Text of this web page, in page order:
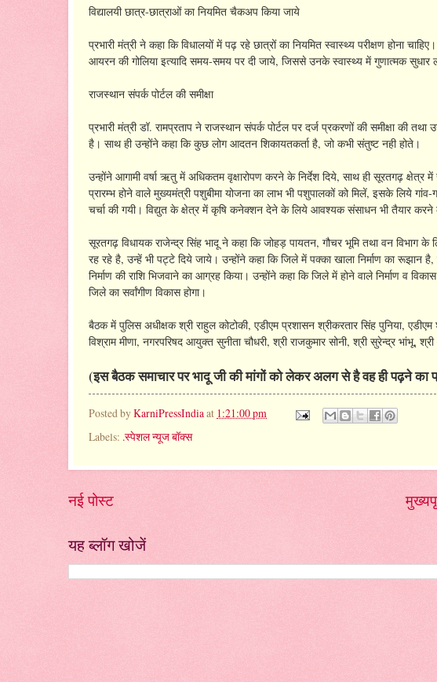
विद्यालयी छात्र-छात्राओं का नियमित चैकअप किया जाये
प्रभारी मंत्री ने कहा कि विधालयों में पढ़ रहे छात्रों का नियमित स्वास्थ्य परीक्षण होना
आयरन की गोलिया इत्यादि समय-समय पर दी जाये, जिससे उनके स्वास्थ्य में गुणात्मक सुधार
राजस्थान संपर्क पोर्टल की समीक्षा
प्रभारी मंत्री डॉ. रामप्रताप ने राजस्थान संपर्क पोर्टल पर दर्ज प्रकरणों की समीक्षा की
है। साथ ही उन्होंने कहा कि कुछ लोग आदतन शिकायतकर्ता है, जो कभी संतुष्ट नही होते।
उन्होंने आगामी वर्षा ऋतु में अधिकतम वृक्षारोपण करने के निर्देश दिये, साथ ही सूरतगढ़ क्षेत्र
प्रारम्भ होने वाले मुख्यमंत्री पशुबीमा योजना का लाभ भी पशुपालकों को मिलें, इसके लिये
चर्चा की गयी। विद्युत के क्षेत्र में कृषि कनेक्शन देने के लिये आवश्यक संसाधन भी तैयार करने
सूरतगढ़ विधायक राजेन्द्र सिंह भादू ने कहा कि जोहड़ पायतन, गौचर भूमि तथा वन विभाग
रह रहे है, उन्हें भी पट्टे दिये जाये। उन्होंने कहा कि जिले में पक्का खाला निर्माण का रूझान
निर्माण की राशि भिजवाने का आग्रह किया। उन्होंने कहा कि जिले में होने वाले निर्माण व
जिले का सर्वांगीण विकास होगा।
बैठक में पुलिस अधीक्षक श्री राहुल कोटोकी, एडीएम प्रशासन श्रीकरतार सिंह पुनिया,
विश्राम मीणा, नगरपरिषद आयुक्त सुनीता चौधरी, श्री राजकुमार सोनी, श्री सुरेन्द्र भांभू,
(इस बैठक समाचार पर भादू जी की मांगों को लेकर अलग से है वह ही पढ़ने का
Posted byKarniPressIndiaat 1:21:00 pm
Labels: .स्पेशल न्यूज बॉक्स
नई पोस्ट
यह ब्लॉग खोजें